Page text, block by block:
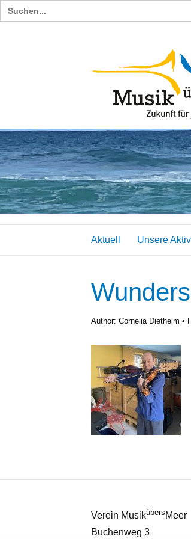
Search
for:
Aktuell Unsere
Author: Cornelia Diethelm
Verein Musikübers Meer
Buchenweg 3